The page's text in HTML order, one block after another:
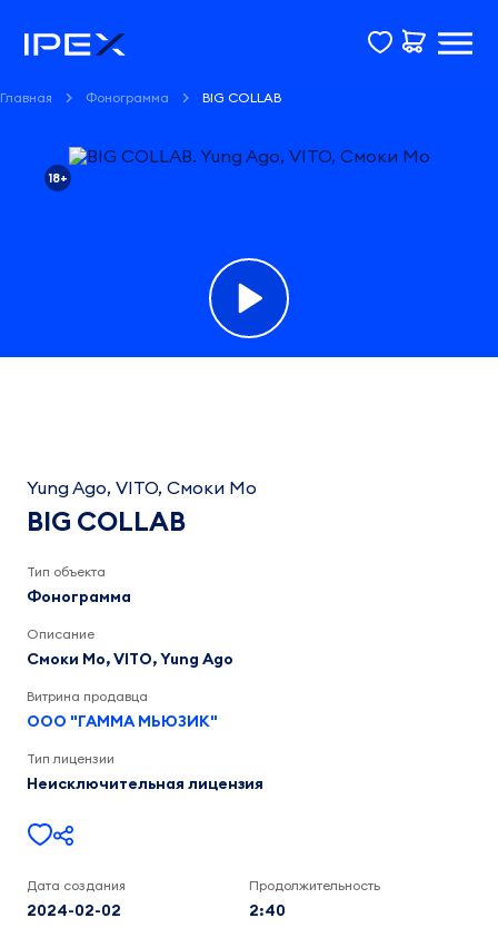
Главная Фонограмма BIG COLLAB
18+
COLLAB
Yung
Ago,
Смоки
Yung Ago, VITO, Смоки Мо
BIG COLLAB
Тип объекта
Фонограмма
Описание
Смоки Мо, VITO, Yung Ago
Витрина продавца
ООО "ГАММА МЬЮЗИК"
Тип лицензии
Неисключительная лицензия
Дата создания
2024-02-02
Продолжительность
2:40